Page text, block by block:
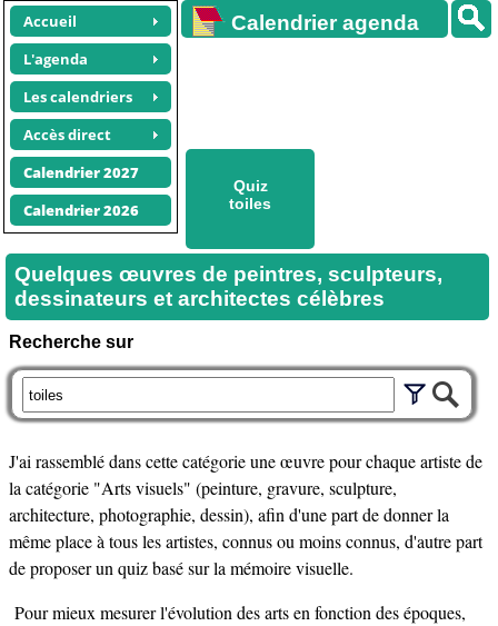
Accueil
L'agenda
Les calendriers
Accès direct
Calendrier 2027
Calendrier 2026
Calendrier agenda
Quiz
toiles
Quelques œuvres de peintres, sculpteurs,
dessinateurs et architectes célèbres
Recherche sur
J'ai rassemblé dans cette catégorie une œuvre pour chaque artiste de
la catégorie "Arts visuels" (peinture, gravure, sculpture,
architecture, photographie, dessin), afin d'une part de donner la
même place à tous les artistes, connus ou moins connus, d'autre part
de proposer un quiz basé sur la mémoire visuelle.
Pour mieux mesurer l'évolution des arts en fonction des époques,